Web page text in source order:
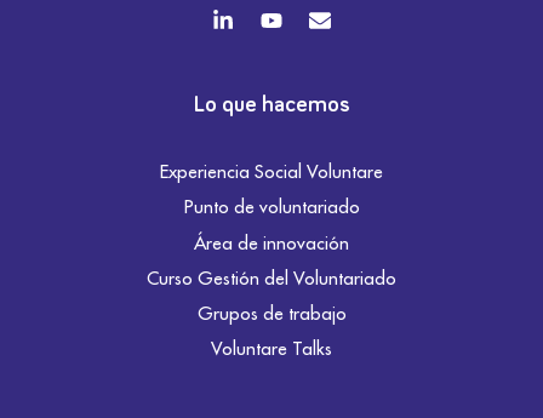
Lo que hacemos
Experiencia Social Voluntare
Punto de voluntariado
Área de innovación
Curso Gestión del Voluntariado
Grupos de trabajo
Voluntare Talks